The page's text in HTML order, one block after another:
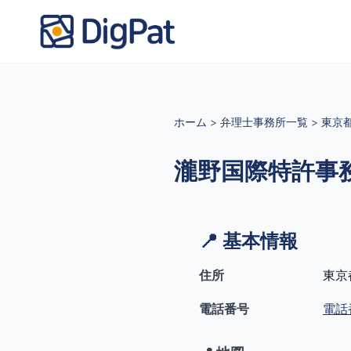
ホーム > 弁理士事務所一覧 > 東京
瀧野国際特許事
📍 基本情報
住所 東
電話番号 電